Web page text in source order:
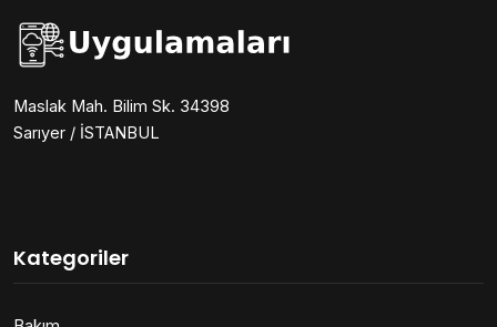
Maslak Mah. Bilim Sk. 34398
Sarıyer / İSTANBUL
Kategoriler